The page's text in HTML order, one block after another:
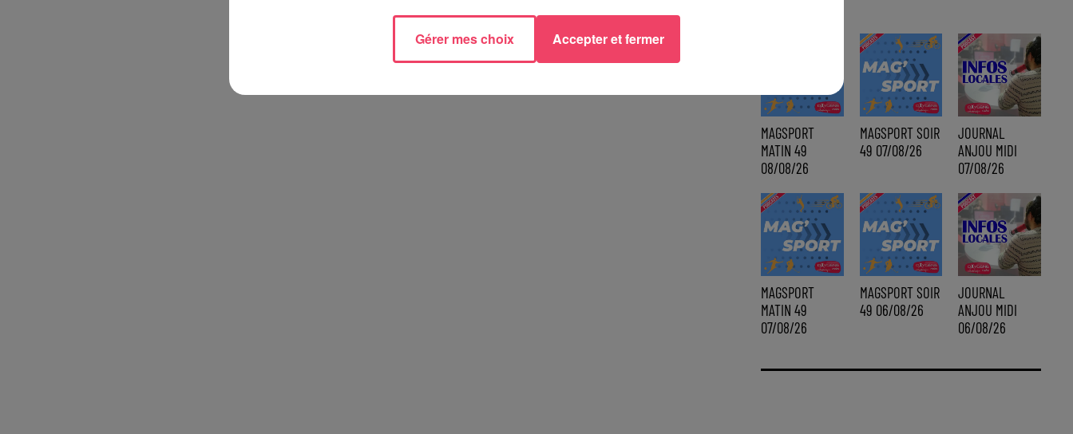
MAGSPORT
MATIN 49
08/08/26
MAGSPORT SOIR
49 07/08/26
JOURNAL
ANJOU MIDI
07/08/26
MAGSPORT
MATIN 49
07/08/26
MAGSPORT SOIR
49 06/08/26
JOURNAL
ANJOU MIDI
06/08/26
Gérer mes choix Accepter et fermer